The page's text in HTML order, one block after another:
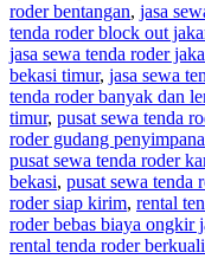
DI
roder bentangan, jasa
tenda roder block out
jasa sewa tenda roder
bekasi timur, jasa sewa
tenda roder banyak dan
timur, pusat sewa tenda
roder gudang
pusat sewa tenda roder
bekasi, pusat sewa tenda
roder siap kirim, rental
roder bebas biaya ongkir
rental tenda roder